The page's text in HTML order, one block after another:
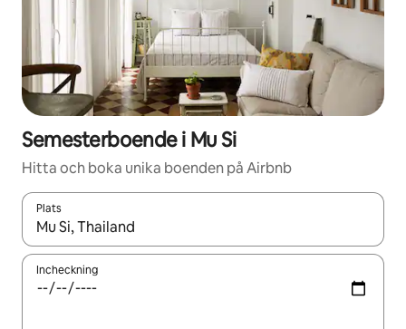
Semesterboende i Mu Si
Hitta och boka unika boenden på Airbnb
Plats
När resultaten är tillgängliga kan du navigera med upp- och
Incheckning